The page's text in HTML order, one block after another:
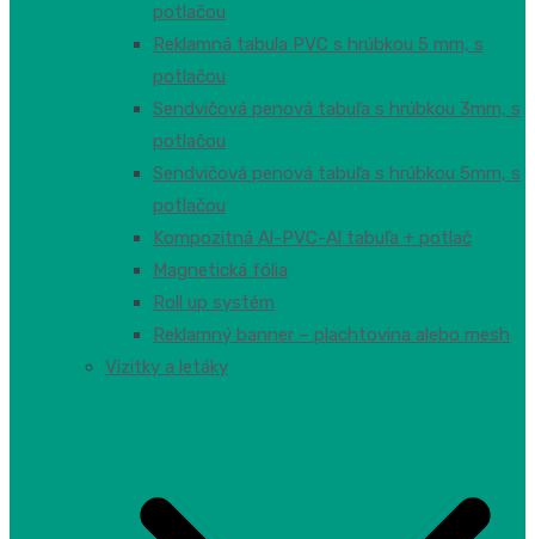
potlačou
Reklamná tabula PVC s hrúbkou 5 mm, s
potlačou
Sendvičová penová tabuľa s hrúbkou 3mm, s
potlačou
Sendvičová penová tabuľa s hrúbkou 5mm, s
potlačou
Kompozitná Al-PVC-Al tabuľa + potlač
Magnetická fólia
Roll up systém
Reklamný banner – plachtovina alebo mesh
Vizitky a letáky